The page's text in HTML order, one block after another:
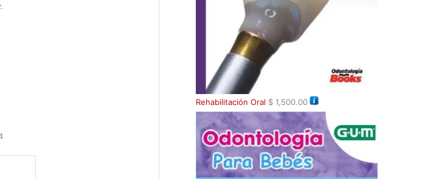
Rehabilitación Oral $ 1,500.00